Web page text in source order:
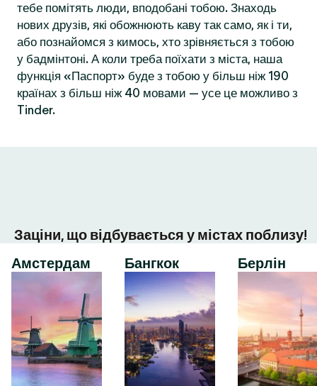
тебе помітять люди, вподобані тобою. Знаходь
нових друзів, які обожнюють каву так само, як і ти,
або познайомся з кимось, хто зрівняється з тобою
у бадмінтоні. А коли треба поїхати з міста, наша
функція «Паспорт» буде з тобою у більш ніж 190
країнах з більш ніж 40 мовами — усе це можливо з
Tinder.
Заціни, що відбувається у містах поблизу!
Амстердам
Бангкок Берлін